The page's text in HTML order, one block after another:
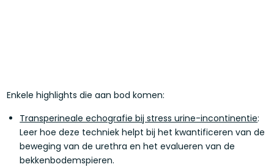
Enkele highlights die aan bod komen:
Transperineale echografie bij stress urine-incontinentie:
Leer hoe deze techniek helpt bij het kwantificeren van de
beweging van de urethra en het evalueren van de
bekkenbodemspieren.